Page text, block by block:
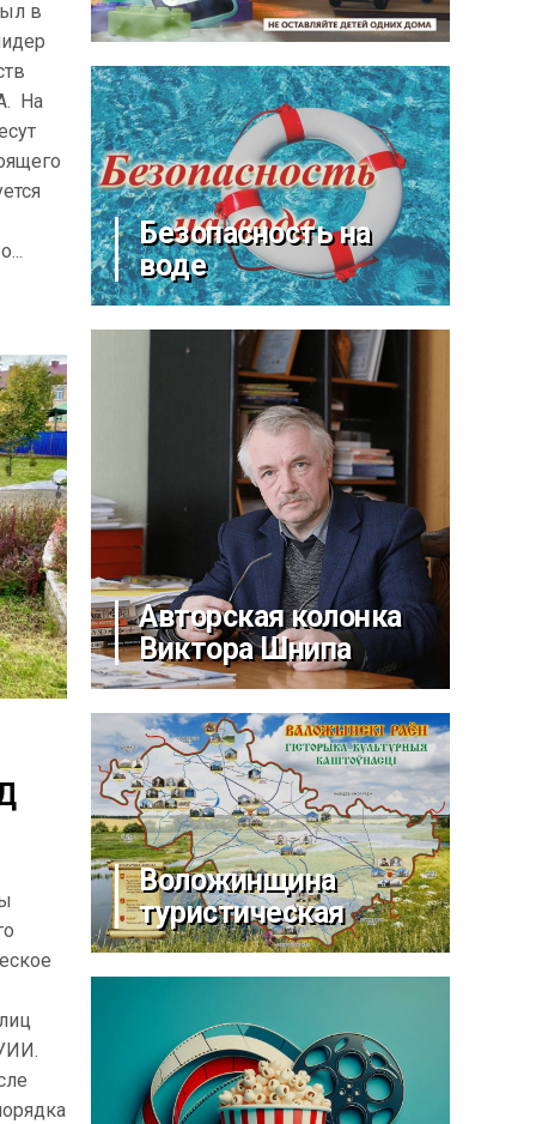
в
На
Безопасность на
воде
Авторская колонка
Виктора Шнипа
Воложинщина
туристическая